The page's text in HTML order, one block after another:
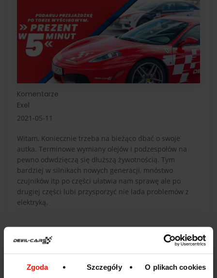
Zgoda Szczegóły O plikach cookies
Komentarze
Exel
2021-05-11
Witam, Koniecznie trzeba na bieżąco dbać o swoje
autka. Terminowe wymiany olejów i podzespołów na
pewno odwdzięczą się dłuższą żywotnością. Tym
bardziej w silnikach nowych generacji, mnóstwo
czujników itp po części ułatwia nam sprawę ale po
drugiej części lubi przysporzyć nie lada problemów z
elektryką.